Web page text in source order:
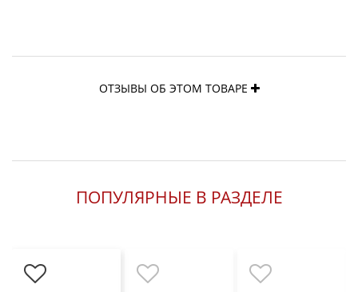
ОТЗЫВЫ ОБ ЭТОМ ТОВАРЕ
ПОПУЛЯРНЫЕ В РАЗДЕЛЕ